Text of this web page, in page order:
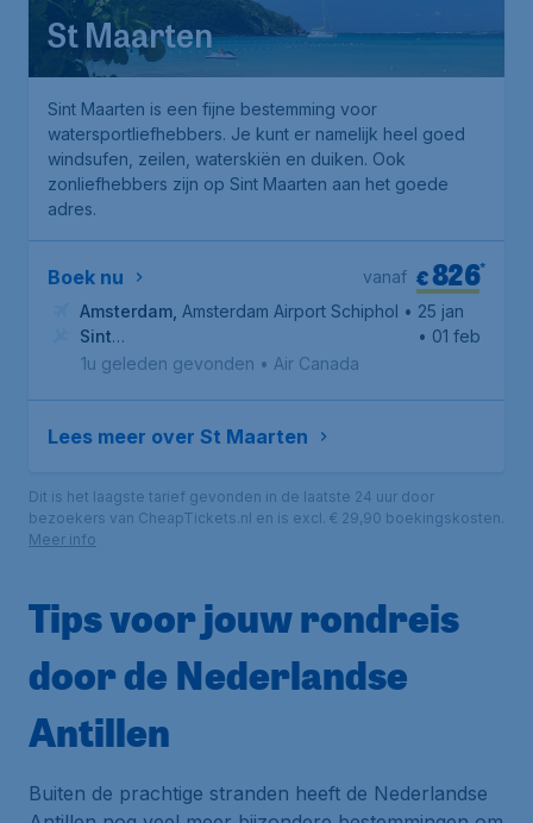
St Maarten
Sint Maarten is een fijne bestemming voor
watersportliefhebbers. Je kunt er namelijk heel goed
windsufen, zeilen, waterskiën en duiken. Ook
zonliefhebbers zijn op Sint Maarten aan het goede
adres.
Boek nu €826*
vanaf
Amsterdam Amsterdam Airport Schiphol • 25 jan
Sint
Maarten, Princess Juliana International Airport
• 01 feb
1u geleden gevonden • Air Canada
Lees meer over St Maarten
Dit is het laagste tarief gevonden in de laatste 24 uur door
bezoekers van CheapTickets.nl en is excl. € 29,90 boekingskosten.
Meer info
Tips voor jouw rondreis
door de Nederlandse
Antillen
Buiten de prachtige stranden heeft de Nederlandse